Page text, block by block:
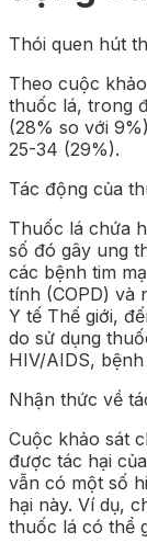
Thói quen hút
Theo cuộc
thuốc lá, trong
(28% so với
25-34 (29%).
Tác động của
Thuốc lá chứa
số đó gây ung
các bệnh tim
tính (COPD) và
Y tế Thế giới,
do sử dụng
HIV/AIDS,
Nhận thức về
Cuộc khảo sát
được tác hại
vẫn có một số
hại này. Ví dụ,
thuốc lá có thể